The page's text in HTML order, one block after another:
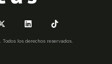
Todos los derechos reservados.